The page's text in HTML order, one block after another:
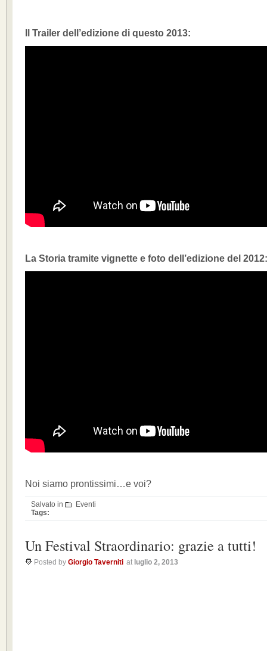
Il Trailer dell’edizione di questo 2013:
La Storia tramite vignette e foto dell’edizione del 2012:
Noi siamo prontissimi…e voi?
Salvato in
Eventi
Tags:
Un Festival Straordinario: grazie a tutti!
Posted by Giorgio Taverniti at luglio 2, 2013